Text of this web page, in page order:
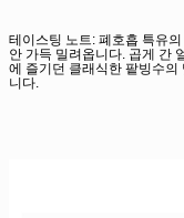
테이스팅 노트: 폐호흡 특유
안 가득 밀려옵니다. 곱게 간
에 즐기던 클래식한 팥빙수
니다.